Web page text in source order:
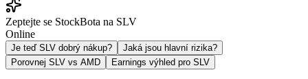
Zeptejte se StockBota na SLV
Online
Je teď SLV dobrý nákup?
Jaká jsou hlavní rizika?
Porovnej SLV vs AMD
Earnings výhled pro SLV